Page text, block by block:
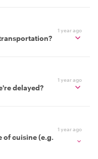
1 year ago
1 year ago
delayed?
1 year ago
of cuisine (e.g.